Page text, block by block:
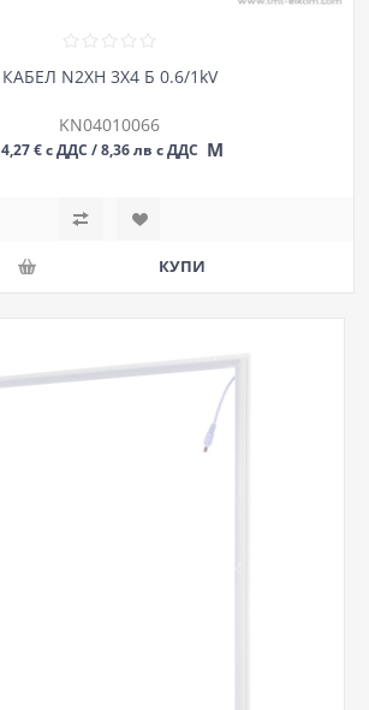
КАБЕЛ N2XH 3Х4 Б 0.6/1kV
KN04010066
4,27 € с ДДС / 8,36 лв с ДДС М